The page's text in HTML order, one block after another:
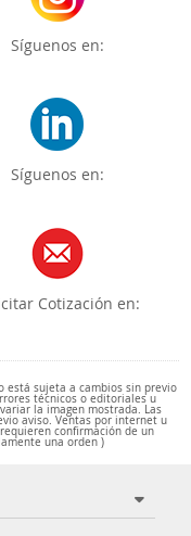
Síguenos en:
Síguenos en:
Cotización en:
está sujeta a cambios sin previo
técnicos o editoriales u
la imagen mostrada. Las
aviso. Ventas por internet u
confirmación de un
una orden )